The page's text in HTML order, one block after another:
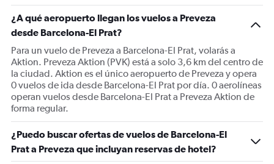
¿A qué aeropuerto llegan los vuelos a Preveza
desde Barcelona-El Prat?
Para un vuelo de Preveza a Barcelona-El Prat, volarás a
Aktion. Preveza Aktion (PVK) está a solo 3,6 km del centro de
la ciudad. Aktion es el único aeropuerto de Preveza y opera
0 vuelos de ida desde Barcelona-El Prat por día. 0 aerolíneas
operan vuelos desde Barcelona-El Prat a Preveza Aktion de
forma regular.
¿Puedo buscar ofertas de vuelos de Barcelona-El
Prat a Preveza que incluyan reservas de hotel?